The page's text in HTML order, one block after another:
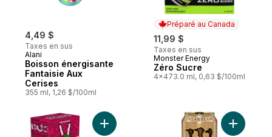
4,49 $
Taxes en sus
Alani
Boisson énergisante
Fantaisie Aux
Cerises
355 ml, 1,26 $/100ml
Préparé au Canada
11,99 $
Taxes en sus
Préparé au Canada
Monster Energy
Zéro Sucre
4x473.0 ml, 0,63 $/100ml
Ajouter Thé Glacé Framboyant Cannettes
Ajouter